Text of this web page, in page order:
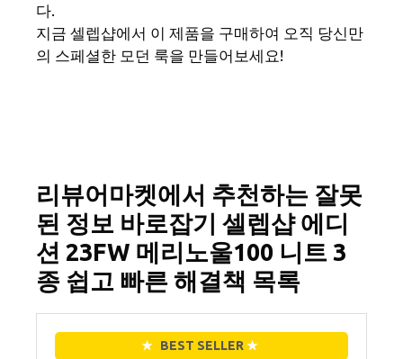
다.
지금 셀렙샵에서 이 제품을 구매하여 오직 당신만
의 스페셜한 모던 룩을 만들어보세요!
리뷰어마켓에서 추천하는 잘못
된 정보 바로잡기 셀렙샵 에디
션 23FW 메리노울100 니트 3
종 쉽고 빠른 해결책 목록
★ BEST SELLER ★